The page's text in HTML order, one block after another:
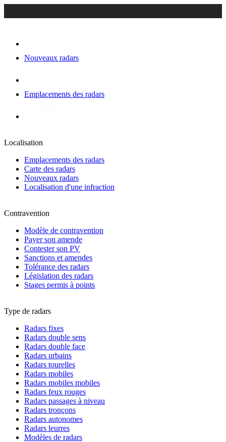
Nouveaux radars
Emplacements des radars
Localisation
Emplacements des radars
Carte des radars
Nouveaux radars
Localisation d'une infraction
Contravention
Modèle de contravention
Payer son amende
Contester son PV
Sanctions et amendes
Tolérance des radars
Législation des radars
Stages permis à points
Type de radars
Radars fixes
Radars double sens
Radars double face
Radars urbains
Radars tourelles
Radars mobiles
Radars mobiles mobiles
Radars feux rouges
Radars passages à niveau
Radars tronçons
Radars autonomes
Radars leurres
Modèles de radars